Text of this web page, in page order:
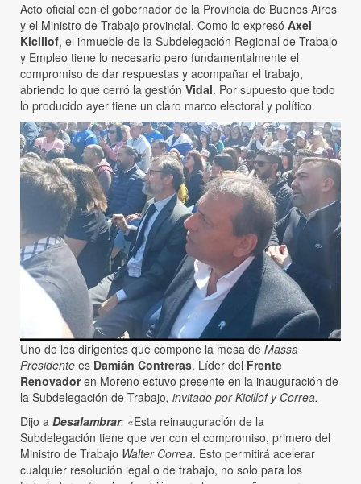
Acto oficial con el gobernador de la Provincia de Buenos Aires
y el Ministro de Trabajo provincial. Como lo expresó Axel
Kicillof, el inmueble de la Subdelegación Regional de Trabajo
y Empleo tiene lo necesario pero fundamentalmente el
compromiso de dar respuestas y acompañar el trabajo,
abriendo lo que cerró la gestión Vidal. Por supuesto que todo
lo producido ayer tiene un claro marco electoral y político.
Uno de los dirigentes que compone la mesa de Massa
Presidente es Damián Contreras. Líder del Frente
Renovadoren Moreno estuvo presente en la inauguración de
la Subdelegación de Trabajo, invitado por Kicillof y Correa.
Dijo a Desalambrar: «Esta reinauguración de la
Subdelegación tiene que ver con el compromiso, primero del
Ministro de Trabajo Walter Correa. Esto permitirá acelerar
cualquier resolución legal o de trabajo, no solo para los